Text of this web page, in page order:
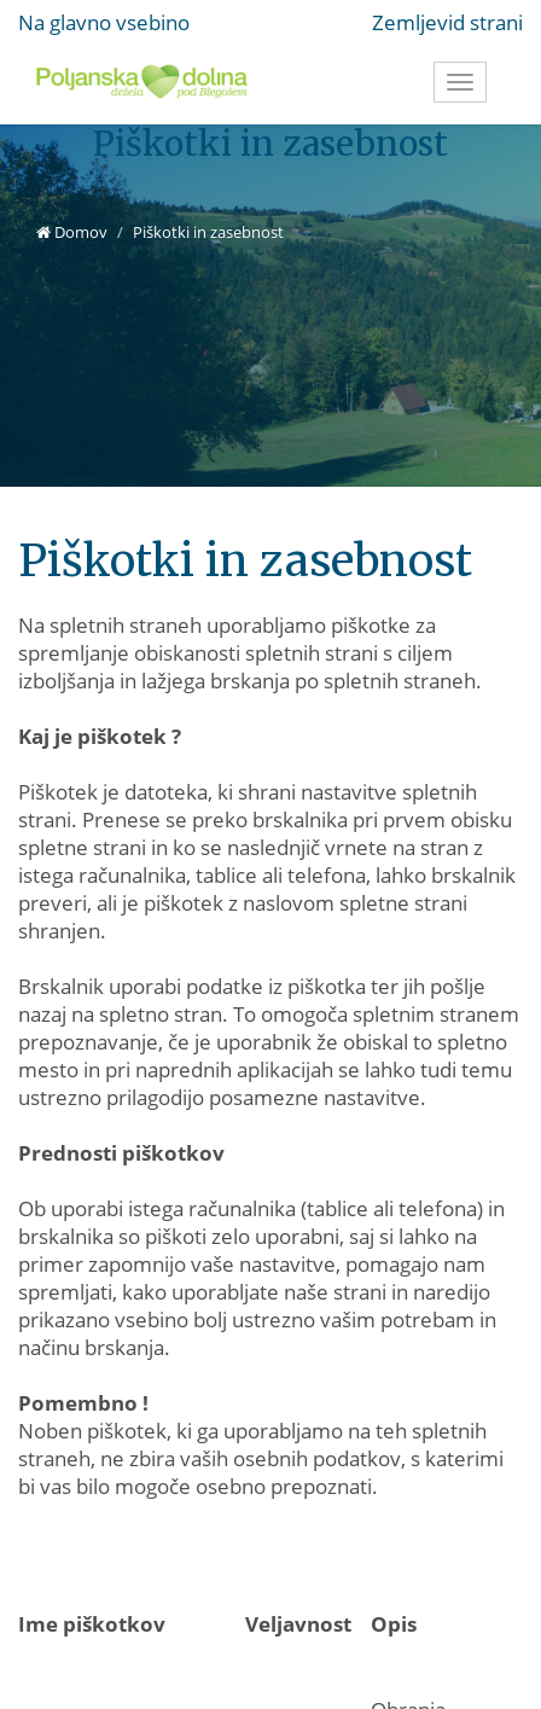
Na glavno vsebino Zemljevid strani
Toggle
Piškotki in zasebnost
Domov Piškotki in zasebnost
Piškotki in zasebnost
Na spletnih straneh uporabljamo piškotke za
spremljanje obiskanosti spletnih strani s ciljem
izboljšanja in lažjega brskanja po spletnih straneh.
Kaj je piškotek ?
Piškotek je datoteka, ki shrani nastavitve spletnih
strani. Prenese se preko brskalnika pri prvem obisku
spletne strani in ko se naslednjič vrnete na stran z
istega računalnika, tablice ali telefona, lahko brskalnik
preveri, ali je piškotek z naslovom spletne strani
shranjen.
Brskalnik uporabi podatke iz piškotka ter jih pošlje
nazaj na spletno stran. To omogoča spletnim stranem
prepoznavanje, če je uporabnik že obiskal to spletno
mesto in pri naprednih aplikacijah se lahko tudi temu
ustrezno prilagodijo posamezne nastavitve.
Prednosti piškotkov
Ob uporabi istega računalnika (tablice ali telefona) in
brskalnika so piškoti zelo uporabni, saj si lahko na
primer zapomnijo vaše nastavitve, pomagajo nam
spremljati, kako uporabljate naše strani in naredijo
prikazano vsebino bolj ustrezno vašim potrebam in
načinu brskanja.
Pomembno !
Noben piškotek, ki ga uporabljamo na teh spletnih
straneh, ne zbira vaših osebnih podatkov, s katerimi
bi vas bilo mogoče osebno prepoznati.
Ime piškotkov Veljavnost Opis